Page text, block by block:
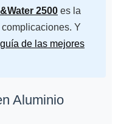
2500 es la
Y
guía de las mejores
Aluminio